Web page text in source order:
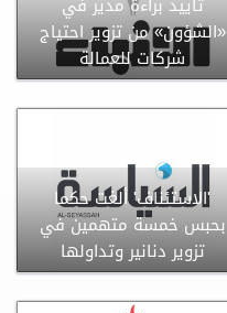
«الشؤون» من تزوير احتياج
شركات للعمالة
'الاستئناف' ألغت حكما
بحبس خمسة متهمين في
تزوير دنانير وتداولها